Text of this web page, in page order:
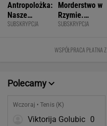
Antropolożka:
Nasze
społeczeństwo
SUBSKRYPCJA
Morderstwo w
Rzymie.
Dlaczego
zniszczyli
swoje życia?
SUBSKRYPCJA
WSPÓŁPRACA PŁATNA Z
Polecamy
Wczoraj • Tenis (K)
Viktorija Golubic 0